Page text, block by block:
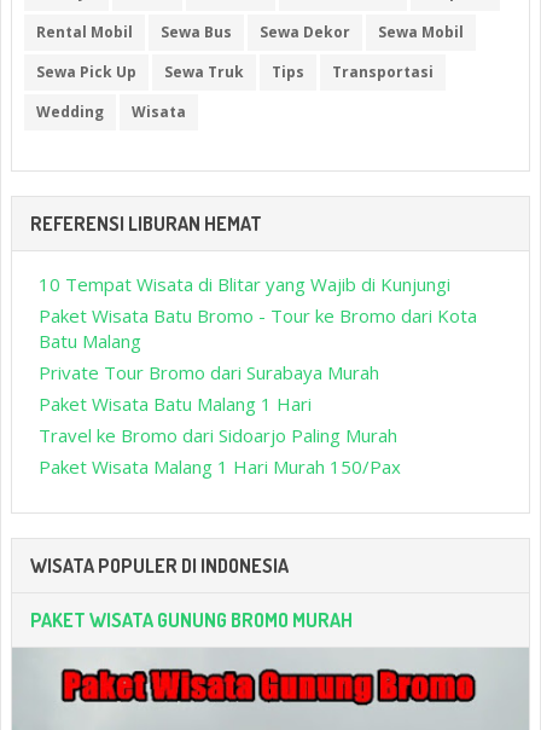
Rental Mobil
Sewa Bus Sewa Dekor
Sewa Mobil
Sewa Pick Up
Sewa Truk Tips
Transportasi
Wedding
Wisata
REFERENSI LIBURAN HEMAT
10 Tempat Wisata di Blitar yang Wajib di Kunjungi
Paket Wisata Batu Bromo - Tour ke Bromo dari Kota
Batu Malang
Private Tour Bromo dari Surabaya Murah
Paket Wisata Batu Malang 1 Hari
Travel ke Bromo dari Sidoarjo Paling Murah
Paket Wisata Malang 1 Hari Murah 150/Pax
WISATA POPULER DI INDONESIA
PAKET WISATA GUNUNG BROMO MURAH